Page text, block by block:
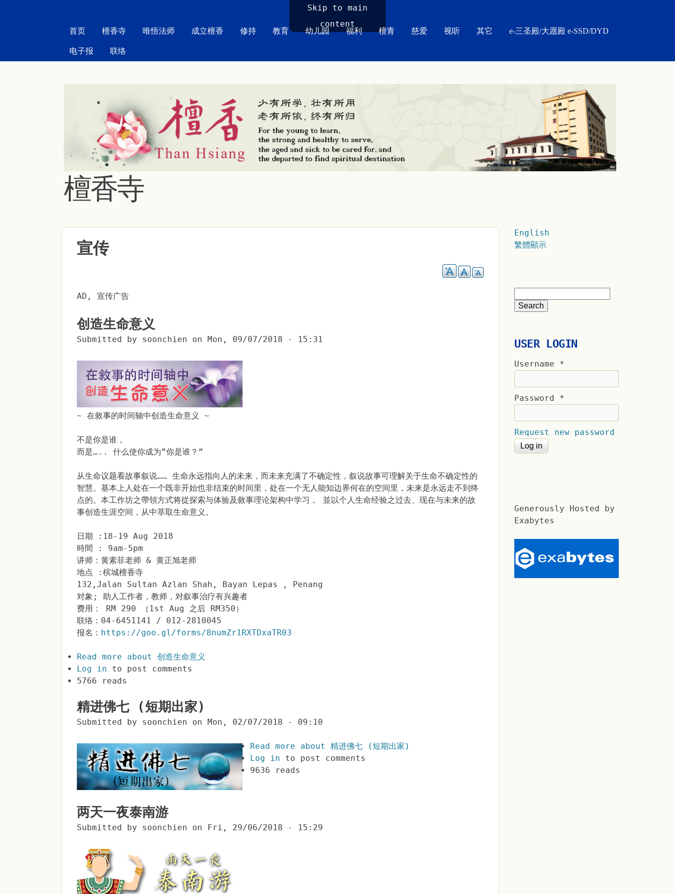
Skip to main
content
首页 檀香寺 唯悟法师 成立檀香 修持 教育 幼儿园 福利 檀青 慈爱 视听 其它 e-三圣殿/大愿殿 e-SSD/DYD
电子报 联络
檀香寺
宣传
AD, 宣传广告
创造生命意义
Submitted by soonchien on Mon, 09/07/2018 - 15:31
~ 在敘事的时间轴中创造生命意义 ~
不是你是谁，
而是….. 什么使你成为”你是谁？”
从生命议题看故事叙说…… 生命永远指向人的未来，而未来充满了不确定性，叙说故事可理解关于生命不确定性的
智慧。基本上人处在一个既非开始也非结束的时间里，处在一个无人能知边界何在的空间里，未来是永远走不到终
点的。本工作坊之帶領方式将從探索与体验及敘事理论架构中学习， 並以个人生命经验之过去、现在与未来的故
事创造生涯空间，从中萃取生命意义。
日期 :18-19 Aug 2018
時間 : 9am-5pm
讲师：黄素菲老师 & 黄正旭老师
地点 :槟城檀香寺
132,Jalan Sultan Azlan Shah, Bayan Lepas , Penang
对象; 助人工作者，教师，对叙事治疗有兴趣者
费用： RM 290 （1st Aug 之后 RM350）
联络：04-6451141 / 012-2810045
报名： https://goo.gl/forms/8numZr1RXTDxaTR03
Read more about 创造生命意义
Log in to post comments
5766 reads
精进佛七 (短期出家)
Submitted by soonchien on Mon, 02/07/2018 - 09:10
Read more about 精进佛七 (短期出家)
Log in to post comments
9636 reads
两天一夜泰南游
Submitted by soonchien on Fri, 29/06/2018 - 15:29
English
繁體顯示
USER LOGIN
Username *
Password *
Request new password
Generously Hosted by
Exabytes